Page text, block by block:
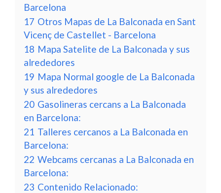
Barcelona
17 Otros Mapas de La Balconada en Sant
Vicenç de Castellet - Barcelona
18 Mapa Satelite de La Balconada y sus
alrededores
19 Mapa Normal google de La Balconada
y sus alrededores
20 Gasolineras cercans a La Balconada
en Barcelona:
21 Talleres cercanos a La Balconada en
Barcelona:
22 Webcams cercanas a La Balconada en
Barcelona:
23 Contenido Relacionado: